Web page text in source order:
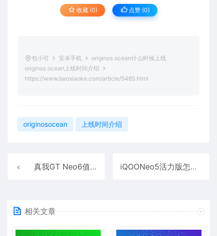
收藏 (0) 点赞 (0)
包小可 安卓手机
originos ocean什么时候上线
originos ocean上线时间介绍
https://www.baoxiaoke.com/article/5465.html
originosocean 上线时间介绍
真我GT Neo6值得入手吗 真我GT Neo6手机全方位深度测评 iQOONeo5活力版怎么样?iQOONeo5活力版首爆
相关文章